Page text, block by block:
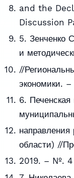
and the
Discussion
5. Зенченко
и
//
экономики.
6.
направления
области) //
2019. – №. 4